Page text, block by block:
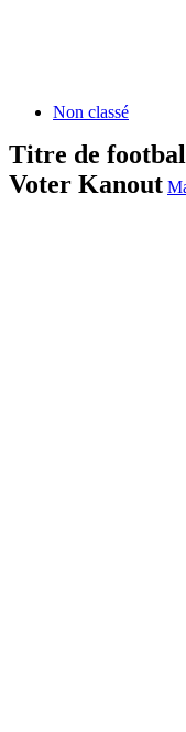
Non classé
Titre de
Voter Kanout